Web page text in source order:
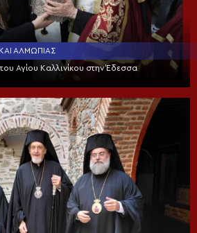
ΑΛΜΩΠΊΑΣ
Αγίου Καλλινίκου στην Έδεσσα